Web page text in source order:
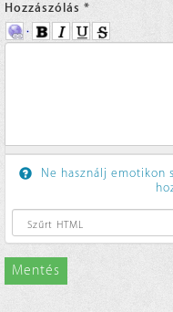
Hozzászólás *
Ne használj emotikon
Mentés